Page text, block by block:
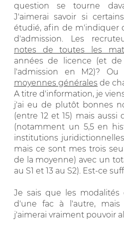
question se tourne
J'aimerai savoir si
étudié, afin de m'indiquer
d'admission. Les
notes de toutes les
années de licence (et
l'admission en M2)?
moyennes générales de
A titre d'information, je
j'ai eu de plutôt bonnes
(entre 12 et 15) mais aussi
(notamment un 5,5 en
institutions
mais ce sont mes trois
de la moyenne) avec un
au S1 et 13 au S2). Est-ce
Je sais que les modalités
d'une fac à l'autre,
j'aimerai vraiment pouvoir